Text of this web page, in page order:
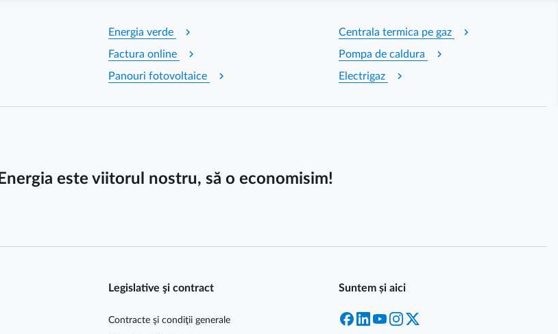
Energia verde chevron_right Centrala termica pe gaz chevron_right
Factura online chevron_right Pompa de caldura chevron_right
Panouri fotovoltaice chevron_right Electrigaz chevron_right
Energia este viitorul nostru, să o economisim!
Legislative şi contract
Contracte şi condiţii generale
Suntem și aici
Facebook
LinkedInYouTubeInstagram